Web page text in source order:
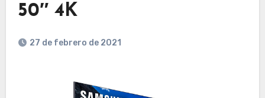
50″ 4K
27 de febrero de 2021